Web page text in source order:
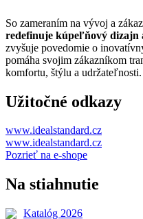
So zameraním na vývoj a
redefinuje kúpeľňový dizajn
zvyšuje povedomie o
pomáha svojim zákazníkom
komfortu, štýlu a udržateľnosti.
Užitočné odkazy
www.idealstandard.cz
www.idealstandard.cz
Pozrieť na e-shope
Na stiahnutie
Katalóg 2026